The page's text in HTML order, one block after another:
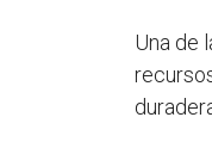
Una de